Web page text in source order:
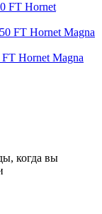
FT Hornet
Hornet Magna
когда вы